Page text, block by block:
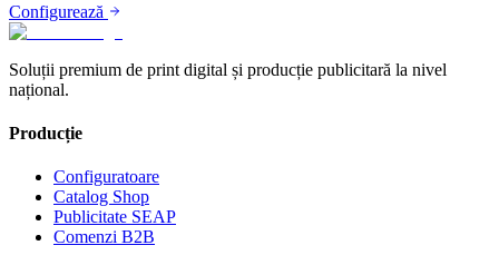
Configurează
Soluții premium de print digital și producție publicitară la nivel
național.
Producție
Configuratoare
Catalog Shop
Publicitate SEAP
Comenzi B2B